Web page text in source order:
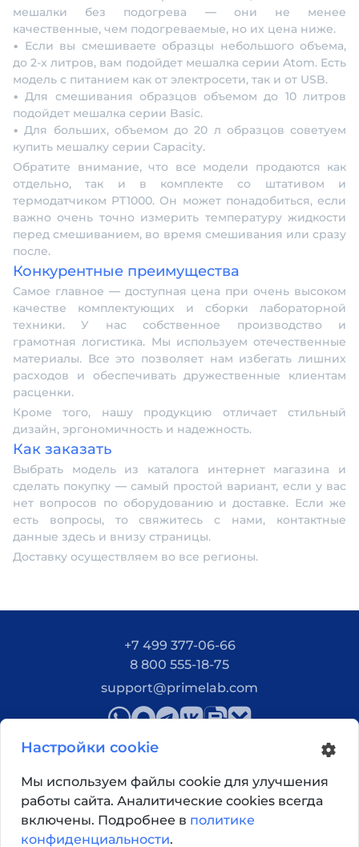
мешалки без подогрева — они не менее
качественные, чем подогреваемые, но их цена ниже.
• Если вы смешиваете образцы небольшого объема,
до 2-х литров, вам подойдет мешалка серии Atom. Есть
модель с питанием как от электросети, так и от USB.
• Для смешивания образцов объемом до 10 литров
подойдет мешалка серии Basic.
• Для больших, объемом до 20 л образцов советуем
купить мешалку серии Capacity.
Обратите внимание, что все модели продаются как
отдельно, так и в комплекте со штативом и
термодатчиком PT1000. Он может понадобиться, если
важно очень точно измерить температуру жидкости
перед смешиванием, во время смешивания или сразу
после.
Конкурентные преимущества
Самое главное — доступная цена при очень высоком
качестве комплектующих и сборки лабораторной
техники. У нас собственное производство и
грамотная логистика. Мы используем отечественные
материалы. Все это позволяет нам избегать лишних
расходов и обеспечивать дружественные клиентам
расценки.
Кроме того, нашу продукцию отличает стильный
дизайн, эргономичность и надежность.
Как заказать
Выбрать модель из каталога интернет магазина и
сделать покупку — самый простой вариант, если у вас
нет вопросов по оборудованию и доставке. Если же
есть вопросы, то свяжитесь с нами, контактные
данные здесь и внизу страницы.
Доставку осуществляем во все регионы.
+7 499 377-06-66
8 800 555-18-75
support@primelab.com
Как добраться?
Настройки cookie
Мы используем файлы cookie для улучшения
работы сайта. Аналитические cookies всегда
включены. Подробнее в политике
конфиденциальности.